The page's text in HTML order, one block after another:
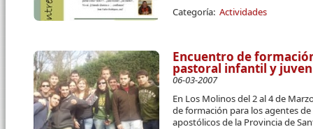
Categoría: Actividades
Encuentro de
pastoral infantil y
06-03-2007
En Los Molinos del 2 al 4 de
de formación para los agentes
apostólicos de la Provincia de